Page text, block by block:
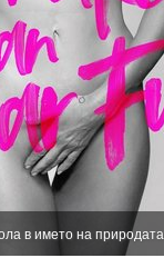
в името на природата